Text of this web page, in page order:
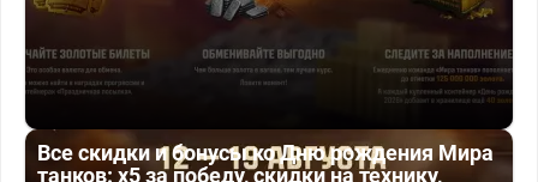
Все скидки и бонусы ко Дню рождения Мира
танков: x5 за победу, скидки на технику,